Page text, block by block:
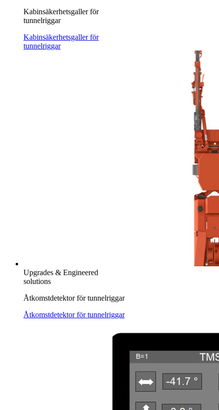
Kabinsäkerhetsgaller för
tunnelriggar
Kabinsäkerhetsgaller för
tunnelriggar
Upgrades & Engineered
solutions
Åtkomstdetektor för tunnelriggar
Åtkomstdetektor för tunnelriggar